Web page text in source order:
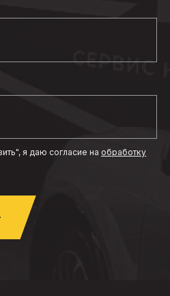
я даю согласиена обработку